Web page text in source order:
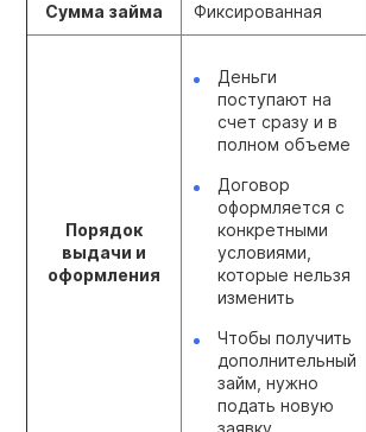
Сумма займа Фиксированная
Порядок
выдачи и
оформления
Деньги
поступают на
счет сразу и в
полном объеме
Договор
оформляется с
конкретными
условиями,
которые нельзя
изменить
Чтобы получить
дополнительный
займ, нужно
подать новую